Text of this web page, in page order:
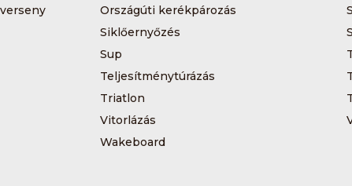
Országúti kerékpározás
Siklőernyőzés
Sup
Teljesítménytúrázás
Triatlon
Vitorlázás
Wakeboard